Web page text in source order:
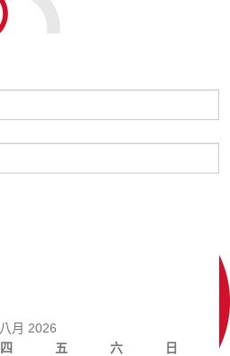
八月 2026
四 五 六 日